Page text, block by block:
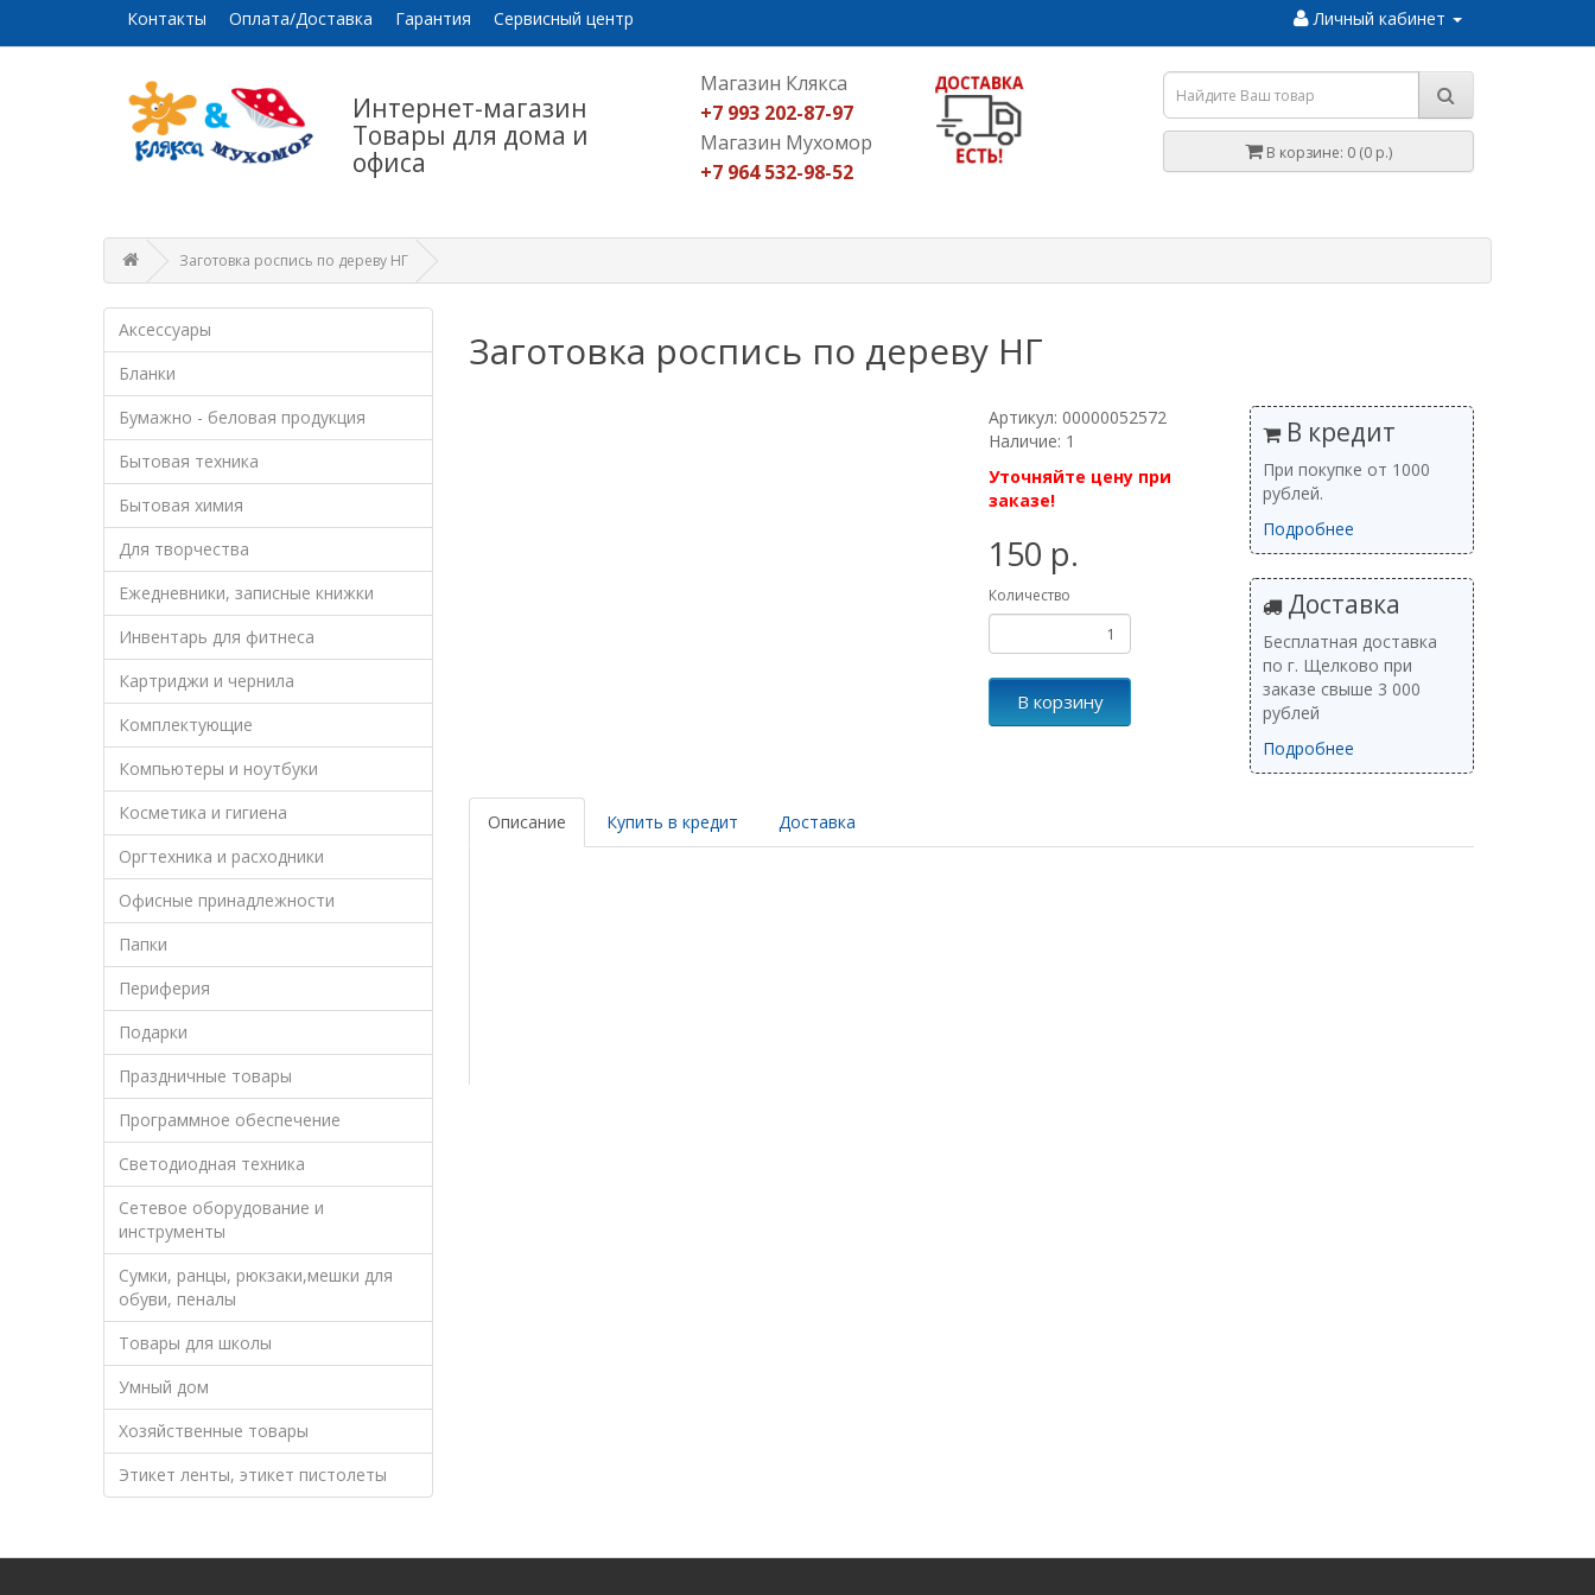
Контакты Оплата/Доставка Гарантия Сервисный центр Личный кабинет
Интернет-магазин
Товары для дома и
офиса
Магазин Клякса
+7 993 202-87-97
Магазин Мухомор
+7 964 532-98-52
В корзине: 0 (0 р.)
Заготовка роспись по дереву НГ
Аксессуары
Бланки
Бумажно - беловая продукция
Бытовая техника
Бытовая химия
Для творчества
Ежедневники, записные книжки
Инвентарь для фитнеса
Картриджи и чернила
Комплектующие
Компьютеры и ноутбуки
Косметика и гигиена
Оргтехника и расходники
Офисные принадлежности
Папки
Периферия
Подарки
Праздничные товары
Программное обеспечение
Светодиодная техника
Сетевое оборудование и
инструменты
Сумки, ранцы, рюкзаки,мешки для
обуви, пеналы
Товары для школы
Умный дом
Хозяйственные товары
Этикет ленты, этикет пистолеты
Заготовка роспись по дереву НГ
Артикул: 00000052572
Наличие: 1
Уточняйте цену при
заказе!
150 р.
Количество
В корзину
В кредит
При покупке от 1000
рублей.
Подробнее
Доставка
Бесплатная доставка
по г. Щелково при
заказе свыше 3 000
рублей
Подробнее
Описание Купить в кредит Доставка